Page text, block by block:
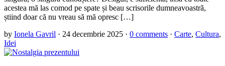
acestea mă las comod pe spate și beau scrisorile dumneavoastră,
știind doar că nu vreau să mă opresc […]
by Ionela Gavril · 24 decembrie 2025 · 0 comments · Carte, Cultura,
Idei